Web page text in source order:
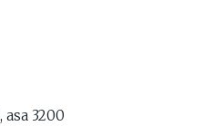
asa 3200